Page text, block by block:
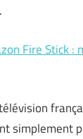
Fire Stick :
simplement